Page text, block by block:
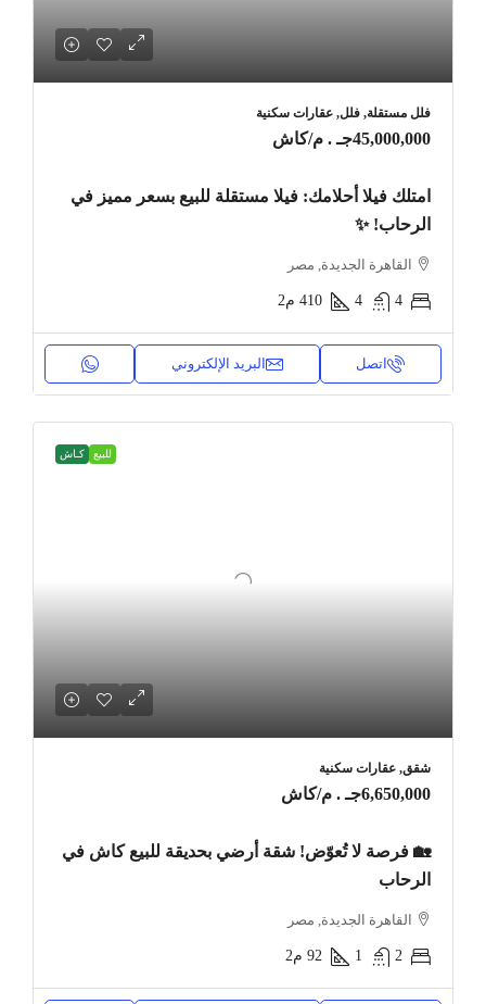
فلل مستقلة, فلل, عقارات سكنية
45,000,000جـ . م /كاش
امتلك فيلا أحلامك: فيلا مستقلة للبيع بسعر مميز في
الرحاب! ✨
القاهرة الجديدة, مصر
4
4
410 م2
اتصل البريد الإلكتروني
للبيع كـاش
شقق, عقارات سكنية
6,650,000جـ . م /كاش
🏡 فرصة لا تُعوّض! شقة أرضي بحديقة للبيع كاش في
الرحاب
القاهرة الجديدة, مصر
2
1
92 م2